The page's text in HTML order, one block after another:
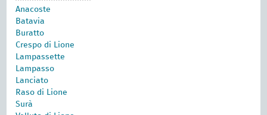
Anacoste
Batavia
Buratto
Crespo di Lione
Lampassette
Lampasso
Lanciato
Raso di Lione
Surà